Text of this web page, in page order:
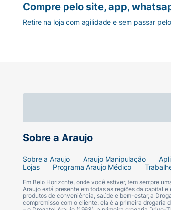
Sobre a Araujo
Sobre a Araujo Araujo Manipulação
Lojas
Programa Araujo Médico
Em Belo Horizonte, onde você estiver, tem sempre
Araujo está presente em todas as regiões da capital
produtos de conveniência, saúde e bem-estar, a
compromisso com o cliente: ela é a primeira drogaria
Compre pelo site, app,
Retire na loja com agilidade e sem passar